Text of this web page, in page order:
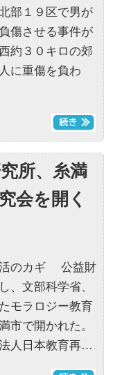
部１９区で男が
傷させる事件が
約３０キロの郊
に重傷を負わ
所、糸満
会を開く
活のカギ 公益財
、文部科学省、
モラロジー教育
市で開かれた。
人日本教育再…